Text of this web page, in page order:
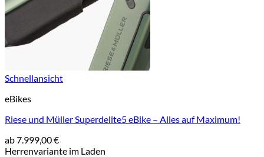
Schnellansicht
eBikes
Riese und Müller Superdelite5 eBike – Alles auf Maximum!
ab7.999,00€
Herrenvariante im Laden